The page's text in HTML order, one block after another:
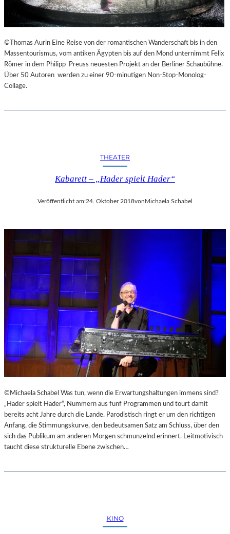
©Thomas Aurin Eine Reise von der romantischen Wanderschaft bis in den
Massentourismus, vom antiken Ägypten bis auf den Mond unternimmt Felix
Römer in dem Philipp Preuss neuesten Projekt an der Berliner Schaubühne.
Über 50 Autoren werden zu einer 90-minutigen Non-Stop-Monolog-
Collage.
THEATER
Kabarett – „Hader spielt Hader“
Veröffentlicht am:24. Oktober 2018von Michaela Schabel
©Michaela Schabel Was tun, wenn die Erwartungshaltungen immens sind?
„Hader spielt Hader“, Nummern aus fünf Programmen und tourt damit
bereits acht Jahre durch die Lande. Parodistisch ringt er um den richtigen
Anfang, die Stimmungskurve, den bedeutsamen Satz am Schluss, über den
sich das Publikum am anderen Morgen schmunzelnd erinnert. Leitmotivisch
taucht diese strukturelle Ebene zwischen…
KINO